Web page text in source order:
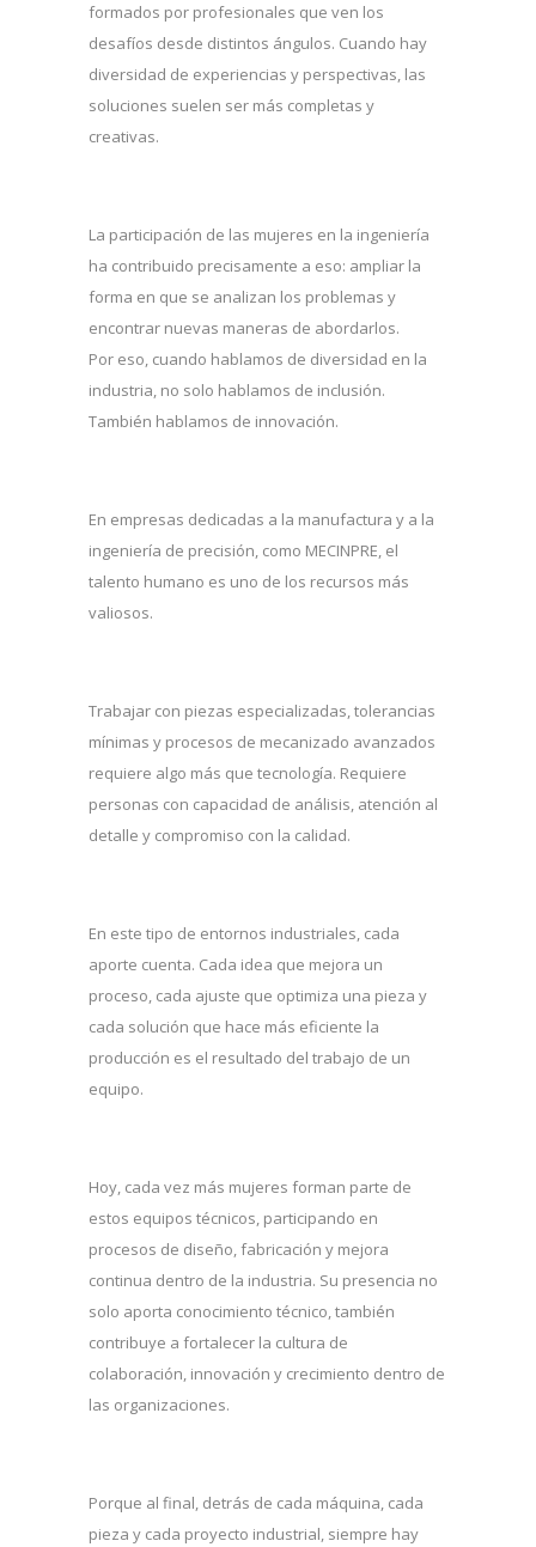
formados por profesionales que ven los
desafíos desde distintos ángulos. Cuando hay
diversidad de experiencias y perspectivas, las
soluciones suelen ser más completas y
creativas.
La participación de las mujeres en la ingeniería
ha contribuido precisamente a eso: ampliar la
forma en que se analizan los problemas y
encontrar nuevas maneras de abordarlos.
Por eso, cuando hablamos de diversidad en la
industria, no solo hablamos de inclusión.
También hablamos de innovación.
En empresas dedicadas a la manufactura y a la
ingeniería de precisión, como MECINPRE, el
talento humano es uno de los recursos más
valiosos.
Trabajar con piezas especializadas, tolerancias
mínimas y procesos de mecanizado avanzados
requiere algo más que tecnología. Requiere
personas con capacidad de análisis, atención al
detalle y compromiso con la calidad.
En este tipo de entornos industriales, cada
aporte cuenta. Cada idea que mejora un
proceso, cada ajuste que optimiza una pieza y
cada solución que hace más eficiente la
producción es el resultado del trabajo de un
equipo.
Hoy, cada vez más mujeres forman parte de
estos equipos técnicos, participando en
procesos de diseño, fabricación y mejora
continua dentro de la industria. Su presencia no
solo aporta conocimiento técnico, también
contribuye a fortalecer la cultura de
colaboración, innovación y crecimiento dentro de
las organizaciones.
Porque al final, detrás de cada máquina, cada
pieza y cada proyecto industrial, siempre hay